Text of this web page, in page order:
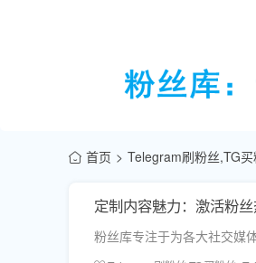
首页 Telegram刷粉丝,TG
定制内容魅力：激活粉
粉丝库专注于为各大社交媒